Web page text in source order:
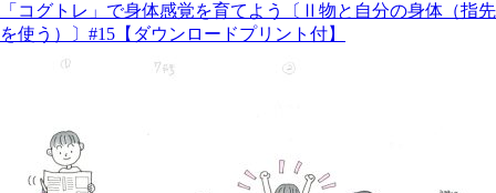
「コグトレ」で身体感覚を育てよう〔Ⅱ物と自分の身体（指先
を使う）〕#15【ダウンロードプリント付】